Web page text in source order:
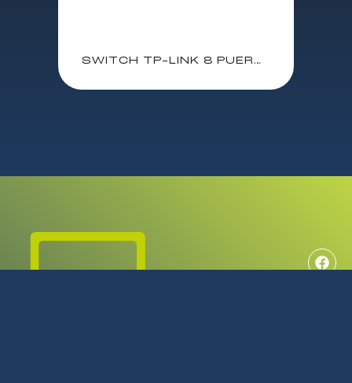
SWITCH TP-LINK 8 PUERTOS GESTIONADO L2+/ 4 PUERTOS POE+ / 10/10/1000 / TL-SG2008P